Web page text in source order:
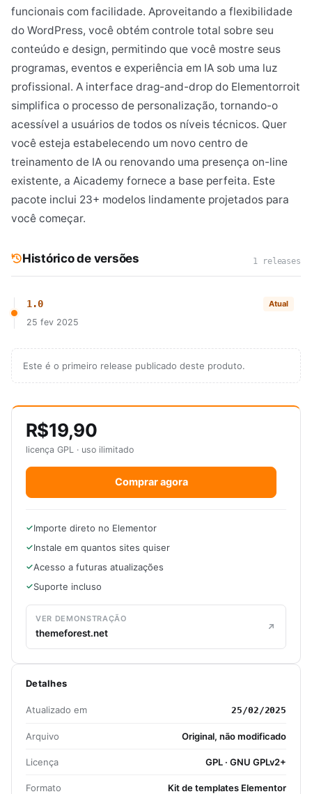
funcionais com facilidade. Aproveitando a flexibilidade
do WordPress, você obtém controle total sobre seu
conteúdo e design, permitindo que você mostre seus
programas, eventos e experiência em IA sob uma luz
profissional. A interface drag-and-drop do Elementorroit
simplifica o processo de personalização, tornando-o
acessível a usuários de todos os níveis técnicos. Quer
você esteja estabelecendo um novo centro de
treinamento de IA ou renovando uma presença on-line
existente, a Aicademy fornece a base perfeita. Este
pacote inclui 23+ modelos lindamente projetados para
você começar.
Histórico de versões 1 releases
1.0 Atual
25 fev 2025
Este é o primeiro release publicado deste produto.
R$19,90
licença GPL · uso ilimitado
Comprar agora
Importe direto no Elementor
Instale em quantos sites quiser
Acesso a futuras atualizações
Suporte incluso
VER DEMONSTRAÇÃO
themeforest.net
Detalhes
Atualizado em 25/02/2025
Arquivo Original, não modificado
Licença GPL · GNU GPLv2+
Formato Kit de templates Elementor